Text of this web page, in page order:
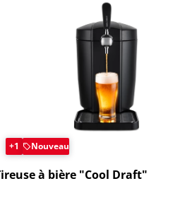
+1 Nouveau
à bière "Cool Draft"